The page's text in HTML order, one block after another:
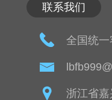
联系我们
全国统一
浙江省